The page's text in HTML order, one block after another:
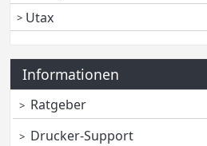
Utax
Informationen
Ratgeber
Drucker-Support